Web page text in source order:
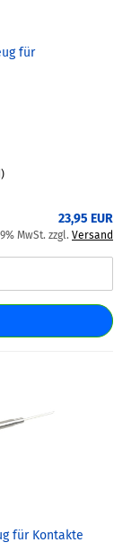
für
23,95 EUR
MwSt. zzgl. Versand
für Kontakte